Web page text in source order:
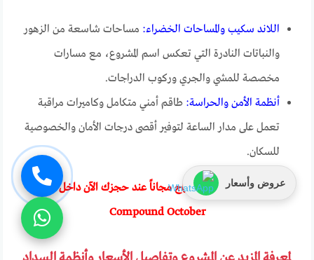
اللاند سكيب والمساحات الخضراء: مساحات شاسعة من الزهور
والنباتات النادرة التي تعكس اسم المشروع، مع مسارات
مخصصة للمشي والجري وركوب الدراجات.
أنظمة الأمن والحراسة: طاقم أمني متكامل وكاميرات مراقبة
تعمل على مدار الساعة لتوفير أقصى درجات الأمان والخصوصية
للسكان.
احصل على النادي والجراج مجاناً عند حجزك الآن داخل Fiori
Compound October
عروض وأسعار